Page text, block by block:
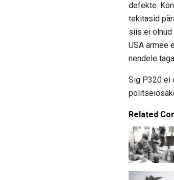
defekte.
tekitasid
siis ei olnud
USA armee
nendele
Sig P320 ei
Related